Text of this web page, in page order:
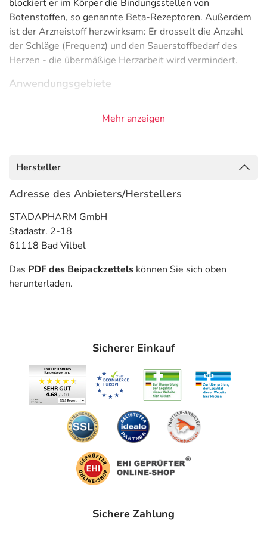
blockiert er im Körper die Bindungsstellen von
Botenstoffen, so genannte Beta-Rezeptoren. Außerdem
ist der Arzneistoff herzwirksam: Er drosselt die Anzahl
der Schläge (Frequenz) und den Sauerstoffbedarf des
Herzen - die übermäßige Herzarbeit wird vermindert.
Anwendungsgebiete
ständig Hochleistung bringt (schneller Puls und große
- Herzrhythmusstörungen mit beschleunigtem Puls
- Vorbeugung gegen Wiederauftreten eines Herzinfarkts
- Vorbeugung gegen einen Migräneanfall
- Herzschwäche, meist in Kombinationsbehandlung mit
anderen Arzneimitteln
- Bluthochdruck
- Überempfindlichkeit gegen die Inhaltsstoffe
- AV-Block (Störung der Erregungsleitung vom Vorhof
des Herzens zur Kammer), 2. und 3. Grad
- Herzrhythmusstörung mit verlangsamter Herzfrequenz
(Sinusbradykardie)
- Sinusknotensyndrom (Störung bei der Entstehung des
Herzschlags im Ursprung)
- Sinuatrialer Block (gestörte Entstehung des
Herzschlags im Herzvorhof)
- Durchblutungsstörungen der Peripherie (z.B. Arme,
Mehr anzeigen
Hersteller
Adresse des Anbieters/Herstellers
STADAPHARM GmbH
Stadastr. 2-18
61118 Bad Vilbel
Das PDF des Beipackzettels können Sie sich oben
herunterladen.
Sicherer Einkauf
Sichere Zahlung